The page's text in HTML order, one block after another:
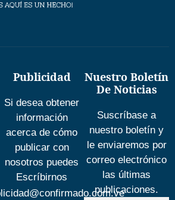
Publicidad
Si desea obtener
información
acerca de cómo
publicar con
nosotros puedes
Escríbirnos
Nuestro Boletín
De Noticias
Suscríbase a
nuestro boletín y
le enviaremos por
correo electrónico
las últimas
publicaciones.